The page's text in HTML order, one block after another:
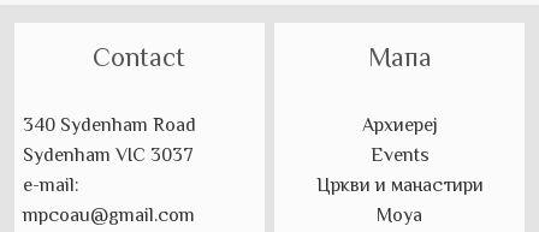
Contact
340 Sydenham Road
Sydenham VIC 3037
e-mail:
mpcoau@gmail.com
Мапа
Архиереј
Events
Цркви и манастири
Моуа